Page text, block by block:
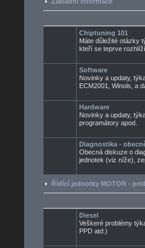
Chiptuning 101
Máte důležité otázky
kteří se teprve rozhlíží.
Software
Novinky a updaty,
ECM2001, Winols, a
Hardware
Novinky a updaty,
programátory apod.
Diagnostika -
Obecná diskuze o
jednotek (viz níže),
Řídící jednotky MOTOR -
Diesel
Veškeré problémy
PPD atd.)